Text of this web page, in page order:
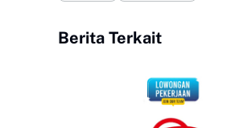
Berita Terkait